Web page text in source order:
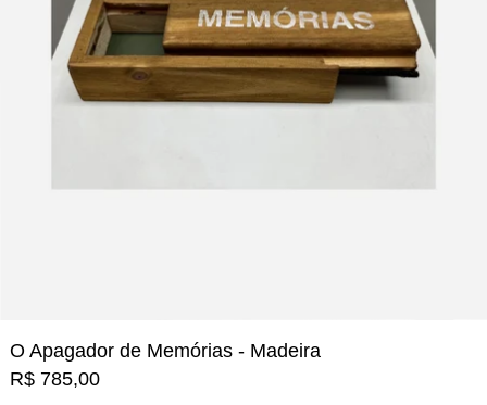
O Apagador de Memórias - Madeira
R$ 785,00